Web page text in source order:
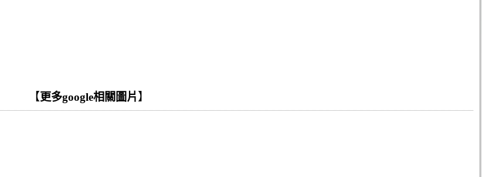
【 更多google相關圖片 】